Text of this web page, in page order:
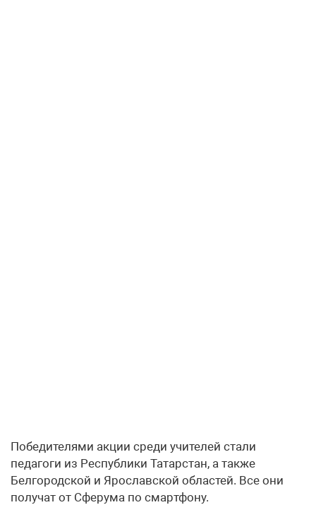
Победителями акции среди учителей стали
педагоги из Республики Татарстан, а также
Белгородской и Ярославской областей. Все они
получат от Сферума по смартфону.